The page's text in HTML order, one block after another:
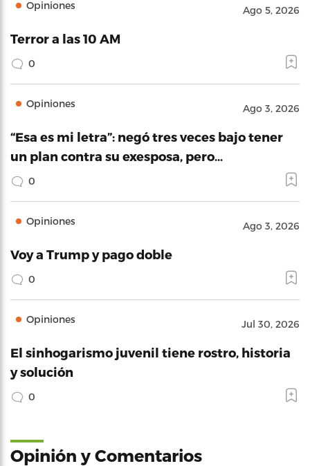
Opiniones Ago 5, 2026
Terror a las 10 AM
0
Opiniones Ago 3, 2026
“Esa es mi letra”: negó tres veces bajo tener
un plan contra su exesposa, pero…
0
Opiniones Ago 3, 2026
Voy a Trump y pago doble
0
Opiniones Jul 30, 2026
El sinhogarismo juvenil tiene rostro, historia
y solución
0
Opinión y Comentarios